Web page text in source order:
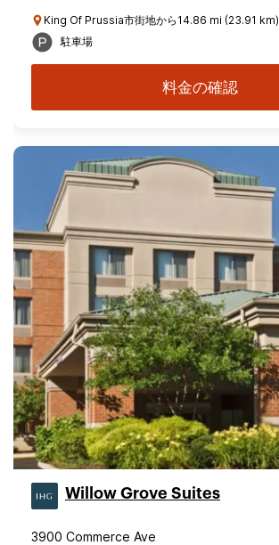
King Of Prussia市街地から14.86 mi (23.91 km)
駐車場
料金の確認
Willow Grove Suites
3900 Commerce Ave